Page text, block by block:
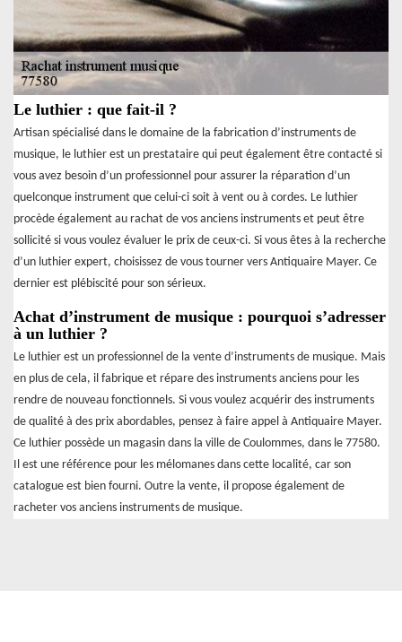
Le luthier : que fait-il ?
Artisan spécialisé dans le domaine de la fabrication d’instruments de
musique, le luthier est un prestataire qui peut également être contacté si
vous avez besoin d’un professionnel pour assurer la réparation d’un
quelconque instrument que celui-ci soit à vent ou à cordes. Le luthier
procède également au rachat de vos anciens instruments et peut être
sollicité si vous voulez évaluer le prix de ceux-ci. Si vous êtes à la recherche
d’un luthier expert, choisissez de vous tourner vers Antiquaire Mayer. Ce
dernier est plébiscité pour son sérieux.
Achat d’instrument de musique : pourquoi s’adresser
à un luthier ?
Le luthier est un professionnel de la vente d’instruments de musique. Mais
en plus de cela, il fabrique et répare des instruments anciens pour les
rendre de nouveau fonctionnels. Si vous voulez acquérir des instruments
de qualité à des prix abordables, pensez à faire appel à Antiquaire Mayer.
Ce luthier possède un magasin dans la ville de Coulommes, dans le 77580.
Il est une référence pour les mélomanes dans cette localité, car son
catalogue est bien fourni. Outre la vente, il propose également de
racheter vos anciens instruments de musique.